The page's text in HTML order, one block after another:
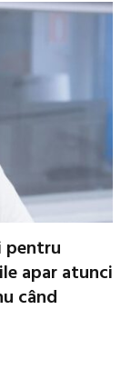
pentru
apar atunci
când